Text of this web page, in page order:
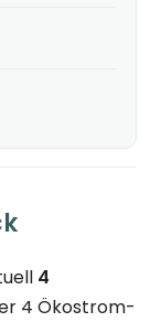
4
4 Ökostrom-